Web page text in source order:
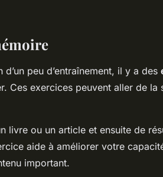
peu d’entraînement, il y a des
Ces exercices peuvent aller de la
livre ou un article et ensuite de
aide à améliorer votre
important.